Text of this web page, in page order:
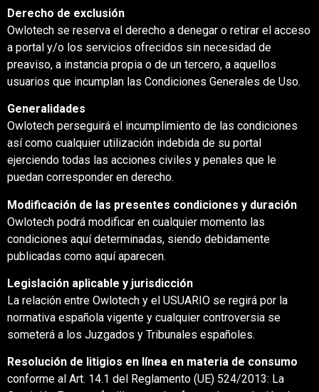
Derecho de exclusión
Owlotech se reserva el derecho a denegar o retirar el acceso
a portal y/o los servicios ofrecidos sin necesidad de
preaviso, a instancia propia o de un tercero, a aquellos
usuarios que incumplan las Condiciones Generales de Uso.
Generalidades
Owlotech perseguirá el incumplimiento de las condiciones
así como cualquier utilización indebida de su portal
ejerciendo todas las acciones civiles y penales que le
puedan corresponder en derecho.
Modificación de las presentes condiciones y duración
Owlotech podrá modificar en cualquier momento las
condiciones aquí determinadas, siendo debidamente
publicadas como aquí aparecen.
Legislación aplicable y jurisdicción
La relación entre Owlotech y el USUARIO se regirá por la
normativa española vigente y cualquier controversia se
someterá a los Juzgados y Tribunales españoles.
Resolución de litigios en línea en materia de consumo
conforme al Art. 14.1 del Reglamento (UE) 524/2013: La